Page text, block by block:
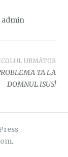
admin
URMĂTOR
TA LA
DOMNUL ISUS!
.